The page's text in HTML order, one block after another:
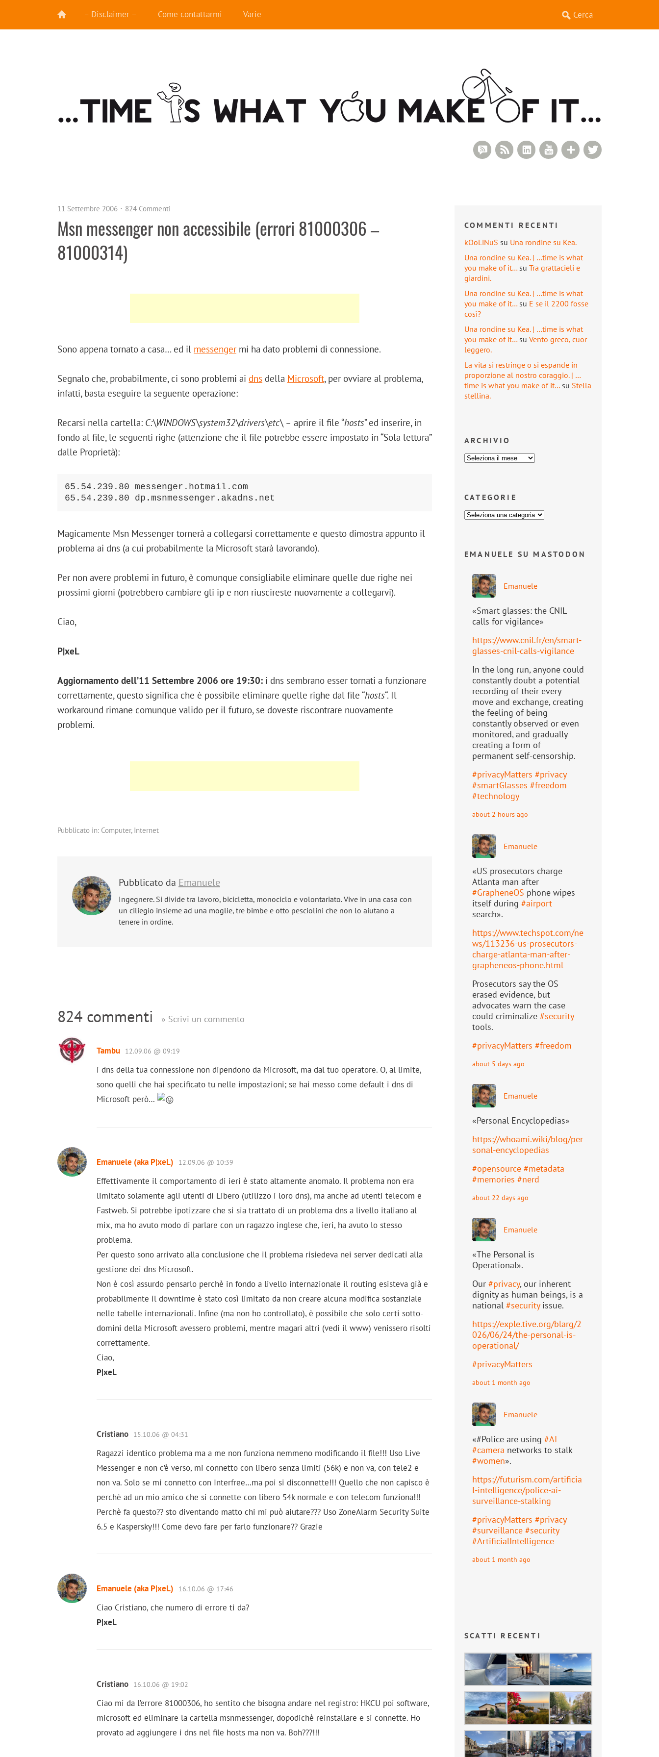
– Disclaimer – Come contattarmi Varie
Google+
YouTube
LinkedIn
RSS Feed
RSS Comments
11 Settembre 2006 824 Commenti
Msn messenger non accessibile (errori 81000306 –
81000314)
Sono appena tornato a casa… ed il messengermi ha dato problemi di connessione.
Segnalo che, probabilmente, ci sono problemi ai dns della Microsoft, per ovviare al problema,
infatti, basta eseguire la seguente operazione:
Recarsi nella cartella: C:\WINDOWS\system32\drivers\etc\ – aprire il file “hosts” ed inserire, in
fondo al file, le seguenti righe (attenzione che il file potrebbe essere impostato in “Sola lettura”
dalle Proprietà):
65.54.239.80 messenger.hotmail.com
65.54.239.80 dp.msnmessenger.akadns.net
Magicamente Msn Messenger tornerà a collegarsi correttamente e questo dimostra appunto il
problema ai dns (a cui probabilmente la Microsoft starà lavorando).
Per non avere problemi in futuro, è comunque consigliabile eliminare quelle due righe nei
prossimi giorni (potrebbero cambiare gli ip e non riuscireste nuovamente a collegarvi).
Ciao,
P|xeL
Aggiornamento dell’11 Settembre 2006 ore 19:30: i dns sembrano esser tornati a funzionare
correttamente, questo significa che è possibile eliminare quelle righe dal file “hosts“. Il
workaround rimane comunque valido per il futuro, se doveste riscontrare nuovamente
problemi.
Pubblicato in: Computer, Internet
Pubblicato da Emanuele
Ingegnere. Si divide tra lavoro, bicicletta, monociclo e volontariato. Vive in una casa con
un ciliegio insieme ad una moglie, tre bimbe e otto pesciolini che non lo aiutano a
tenere in ordine.
824 commenti » Scrivi un commento
Tambu 12.09.06 @ 09:19
i dns della tua connessione non dipendono da Microsoft, ma dal tuo operatore. O, al limite,
sono quelli che hai specificato tu nelle impostazioni; se hai messo come default i dns di
Microsoft però…
Emanuele (aka P|xeL) 12.09.06 @ 10:39
Effettivamente il comportamento di ieri è stato altamente anomalo. Il problema non era
limitato solamente agli utenti di Libero (utilizzo i loro dns), ma anche ad utenti telecom e
Fastweb. Si potrebbe ipotizzare che si sia trattato di un problema dns a livello italiano al
mix, ma ho avuto modo di parlare con un ragazzo inglese che, ieri, ha avuto lo stesso
problema.
Per questo sono arrivato alla conclusione che il problema risiedeva nei server dedicati alla
gestione dei dns Microsoft.
Non è così assurdo pensarlo perchè in fondo a livello internazionale il routing esisteva già e
probabilmente il downtime è stato così limitato da non creare alcuna modifica sostanziale
nelle tabelle internazionali. Infine (ma non ho controllato), è possibile che solo certi sotto-
domini della Microsoft avessero problemi, mentre magari altri (vedi il www) venissero risolti
correttamente.
Ciao,
P|xeL
Cristiano 15.10.06 @ 04:31
Ragazzi identico problema ma a me non funziona nemmeno modificando il file!!! Uso Live
Messenger e non c’è verso, mi connetto con libero senza limiti (56k) e non va, con tele2 e
non va. Solo se mi connetto con Interfree…ma poi si disconnette!!! Quello che non capisco è
perchè ad un mio amico che si connette con libero 54k normale e con telecom funziona!!!
Perchè fa questo?? sto diventando matto chi mi può aiutare??? Uso ZoneAlarm Security Suite
6.5 e Kaspersky!!! Come devo fare per farlo funzionare?? Grazie
Emanuele (aka P|xeL) 16.10.06 @ 17:46
Ciao Cristiano, che numero di errore ti da?
P|xeL
Cristiano 16.10.06 @ 19:02
Ciao mi da l’errore 81000306, ho sentito che bisogna andare nel registro: HKCU poi software,
microsoft ed eliminare la cartella msnmessenger, dopodichè reinstallare e si connette. Ho
provato ad aggiungere i dns nel file hosts ma non va. Boh???!!!
COMMENTI RECENTI
kOoLiNuS su Una rondine su Kea.
Una rondine su Kea. | …time is what
you make of it… su Tra grattacieli e
giardini.
Una rondine su Kea. | …time is what
you make of it… su E se il 2200 fosse
così?
Una rondine su Kea. | …time is what
you make of it… su Vento greco, cuor
leggero.
La vita si restringe o si espande in
proporzione al nostro coraggio. | …
time is what you make of it… su Stella
stellina.
ARCHIVIO
CATEGORIE
EMANUELE SU MASTODON
Emanuele
«Smart glasses: the CNIL
calls for vigilance»
https://www.cnil.fr/en/smart-
glasses-cnil-calls-vigilance
In the long run, anyone could
constantly doubt a potential
recording of their every
move and exchange, creating
the feeling of being
constantly observed or even
monitored, and gradually
creating a form of
permanent self-censorship.
#privacyMatters #privacy
#smartGlasses #freedom
#technology
about 2 hours ago
Emanuele
«US prosecutors charge
Atlanta man after
#GrapheneOS phone wipes
itself during #airport
search».
https://www.techspot.com/ne
ws/113236-us-prosecutors-
charge-atlanta-man-after-
grapheneos-phone.html
Prosecutors say the OS
erased evidence, but
advocates warn the case
could criminalize #security
tools.
#privacyMatters #freedom
about 5 days ago
Emanuele
«Personal Encyclopedias»
https://whoami.wiki/blog/per
sonal-encyclopedias
#opensource #metadata
#memories #nerd
about 22 days ago
Emanuele
«The Personal is
Operational».
Our #privacy, our inherent
dignity as human beings, is a
national #securityissue.
https://exple.tive.org/blarg/2
026/06/24/the-personal-is-
operational/
#privacyMatters
about 1 month ago
Emanuele
«#Police are using #AI
#camera networks to stalk
#women».
https://futurism.com/artificia
l-intelligence/police-ai-
surveillance-stalking
#privacyMatters #privacy
#surveillance #security
#ArtificialIntelligence
about 1 month ago
SCATTI RECENTI